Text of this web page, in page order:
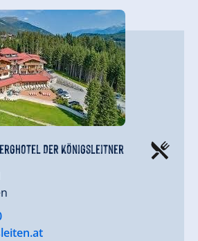
DER Königsleitner